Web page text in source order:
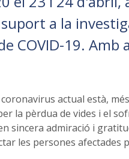
a la
COVID-19.
actual està,
la pèrdua de vides i el
sincera admiració i
les persones afectades